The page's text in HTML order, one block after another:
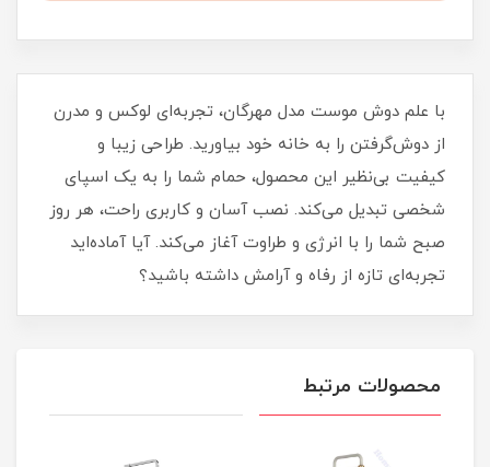
با علم دوش موست مدل مهرگان، تجربه‌ای لوکس و مدرن
از دوش‌گرفتن را به خانه خود بیاورید. طراحی زیبا و
کیفیت بی‌نظیر این محصول، حمام شما را به یک اسپای
شخصی تبدیل می‌کند. نصب آسان و کاربری راحت، هر روز
صبح شما را با انرژی و طراوت آغاز می‌کند. آیا آماده‌اید
تجربه‌ای تازه از رفاه و آرامش داشته باشید؟
محصولات مرتبط